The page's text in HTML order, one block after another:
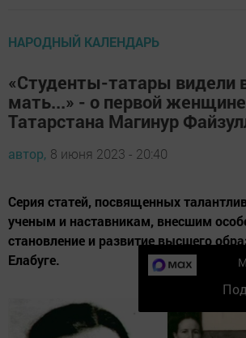
НАРОДНЫЙ КАЛЕНДАРЬ
«Студенты-татары видели
мать...» - о первой
Татарстана Магинур
автор, 8 июня 2023 - 20:40
Серия статей, посвященных
ученым и наставникам, внесшим
становление и развитие высшего
Елабуге.